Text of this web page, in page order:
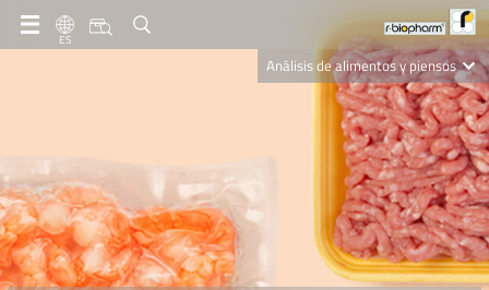
ES
Análisis de alimentos y piensos
Clinical Diagnostics
R-Biopharm AG
Nutrition Care